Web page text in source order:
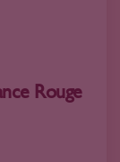
Rouge